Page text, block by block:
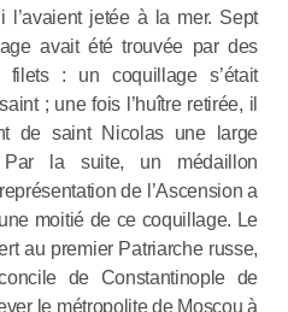
l’avaient jetée à la mer. Sept
avait été trouvée par des
filets : un coquillage s’était
; une fois l’huître retirée, il
de saint Nicolas une large
Par la suite, un médaillon
de l’Ascension a
moitié de ce coquillage. Le
au premier Patriarche russe,
de Constantinople de
le métropolite de Moscou à